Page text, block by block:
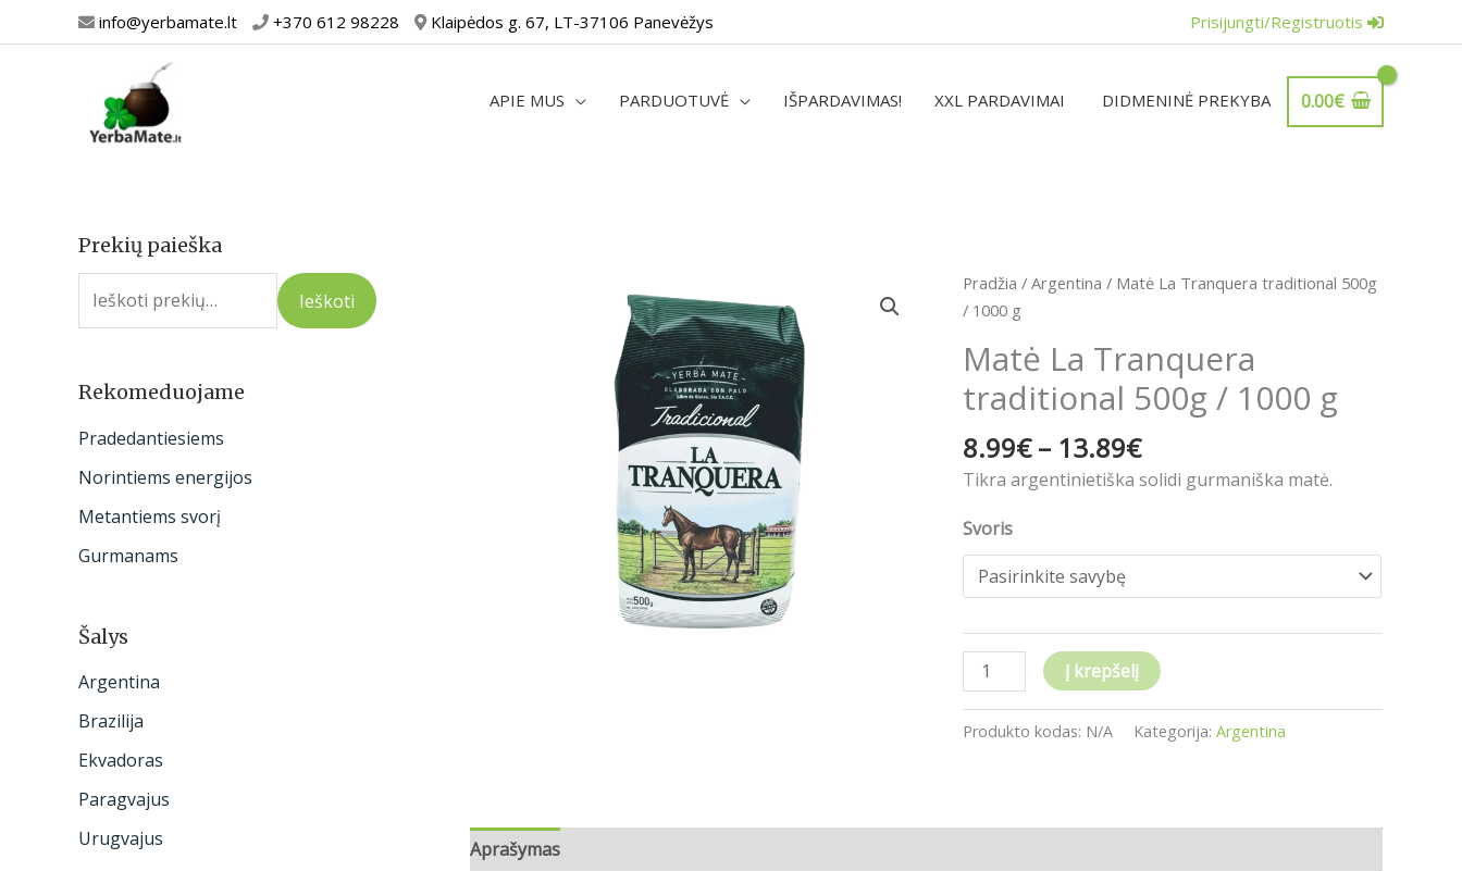
prie
info@yerbamate.lt +370 612 98228 Klaipėdos g. 67, LT-37106 Panevėžys Prisijungti/Registruotis
APIE MUS PARDUOTUVĖ IŠPARDAVIMAS! XXL PARDAVIMAI DIDMENINĖ PREKYBA 0.00€
Prekių paieška
I
e
o
:
Ieškoti
Rekomeduojame
Pradedantiesiems
Norintiems energijos
Metantiems svorį
Gurmanams
Šalys
Argentina
Brazilija
Ekvadoras
Paragvajus
Urugvajus
Pradžia /Argentina / Matė La Tranquera traditional 500g
/ 1000 g
Matė La Tranquera
traditional 500g / 1000 g
8.99€ – 13.89€
Price
through
13.89€
Tikra argentinietiška solidi gurmaniška matė.
Svoris
produkto
kiekis:
La
Tranquera
traditional
500g
/
g
Į krepšelį
Produkto kodas: N/A Kategorija:Argentina
Aprašymas